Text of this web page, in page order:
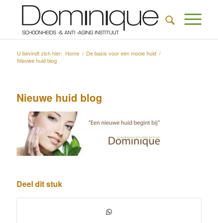
U bevindt zich hier: Home / De basis voor een mooie huid /
Nieuwe huid blog
Nieuwe huid blog
Deel dit stuk